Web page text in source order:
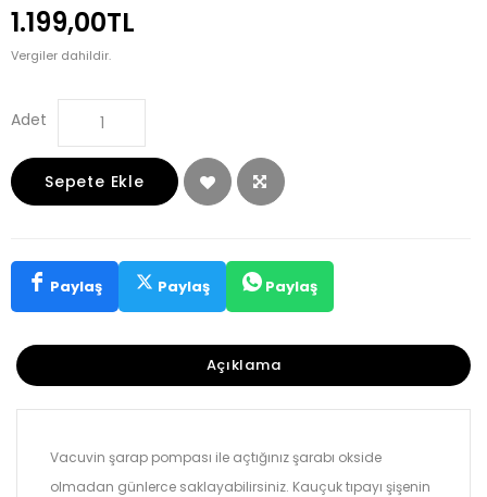
1.199,00TL
Vergiler dahildir.
Adet
Sepete Ekle
Paylaş Paylaş Paylaş
Açıklama
Vacuvin şarap pompası ile açtığınız şarabı okside
olmadan günlerce saklayabilirsiniz. Kauçuk tıpayı şişenin